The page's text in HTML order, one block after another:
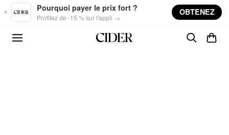
Skip to main content
Pourquoi payer le prix fort ?
Profitez de -15 % sur l'appli →
OBTENEZ